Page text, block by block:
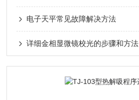
电子天平常见故障解决方法
详细金相显微镜校光的步骤和方法